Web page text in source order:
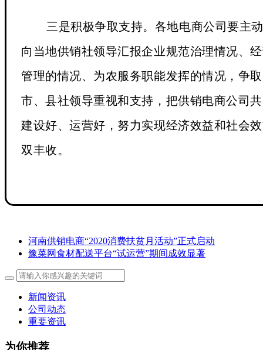
三是积极争取支持。各地电商公司要主动
向当地供销社领导汇报企业规范治理情况、
管理的情况、为农服务职能发挥的情况，争取
市、县社领导重视和支持，把供销电商公司
建设好、运营好，努力实现经济效益和社会
双丰收。
河南供销电商“2020消费扶贫月活动”正式启动
豫菜网食材配送平台“试运营”期间成效显著
新闻资讯
公司动态
重要资讯
为你推荐